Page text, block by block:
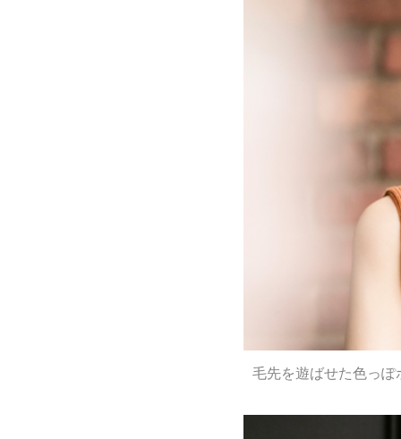
毛先を遊ばせた色っぽ